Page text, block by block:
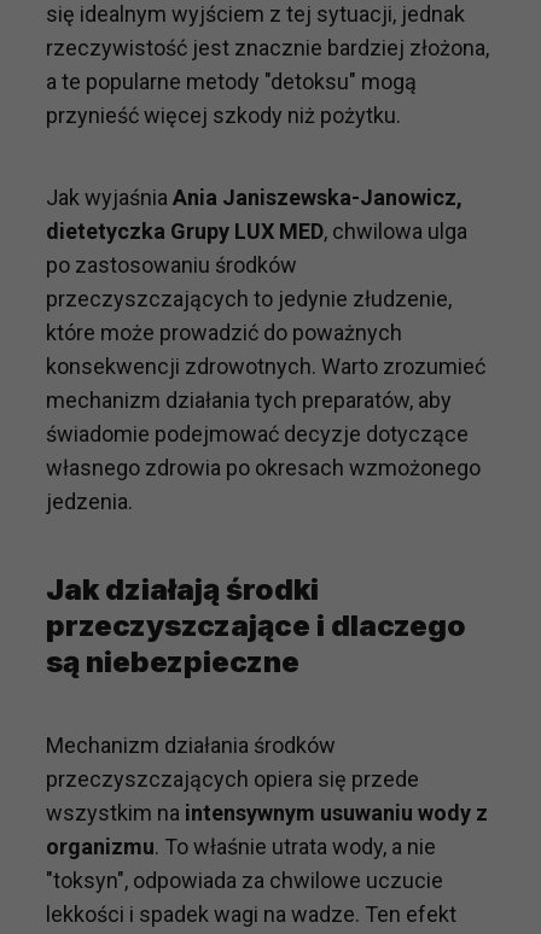
się idealnym wyjściem z tej sytuacji, jednak
rzeczywistość jest znacznie bardziej złożona,
a te popularne metody "detoksu" mogą
przynieść więcej szkody niż pożytku.
Jak wyjaśnia Ania Janiszewska-Janowicz,
dietetyczka Grupy LUX MED, chwilowa ulga
po zastosowaniu środków
przeczyszczających to jedynie złudzenie,
które może prowadzić do poważnych
konsekwencji zdrowotnych. Warto zrozumieć
mechanizm działania tych preparatów, aby
świadomie podejmować decyzje dotyczące
własnego zdrowia po okresach wzmożonego
jedzenia.
Jak działają środki
przeczyszczające i dlaczego
są niebezpieczne
Mechanizm działania środków
przeczyszczających opiera się przede
wszystkim na intensywnym usuwaniu wody z
organizmu. To właśnie utrata wody, a nie
"toksyn", odpowiada za chwilowe uczucie
lekkości i spadek wagi na wadze. Ten efekt